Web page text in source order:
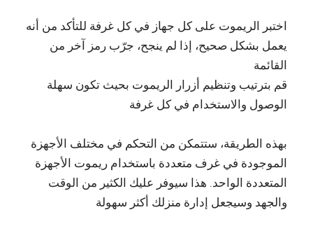
اختبر الريموت على كل جهاز في كل غرفة للتأكد من أنه
يعمل بشكل صحيح، إذا لم ينجح، جرّب رمز آخر من
القائمة
قم بترتيب وتنظيم أزرار الريموت بحيث تكون سهلة
الوصول والاستخدام في كل غرفة
بهذه الطريقة، ستتمكن من التحكم في مختلف الأجهزة
الموجودة في غرف متعددة باستخدام ريموت الأجهزة
المتعددة الواحد. هذا سيوفر عليك الكثير من الوقت
والجهد وسيجعل إدارة منزلك أكثر سهولة